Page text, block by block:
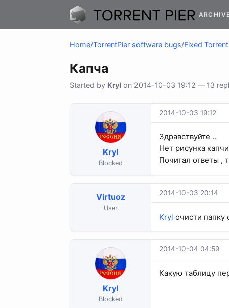
Home/TorrentPier software bugs/Fixed
Капча
Started by Kryl on 2014-10-03 19:12 — 13
Kryl
Blocked
2014-10-03 19:12
Здравствуйте ..
Нет рисунка
Почитал ответы ,
Virtuoz
User
2014-10-03 20:14
Kryl очисти папку
Kryl
Blocked
2014-10-04 04:59
Какую таблицу